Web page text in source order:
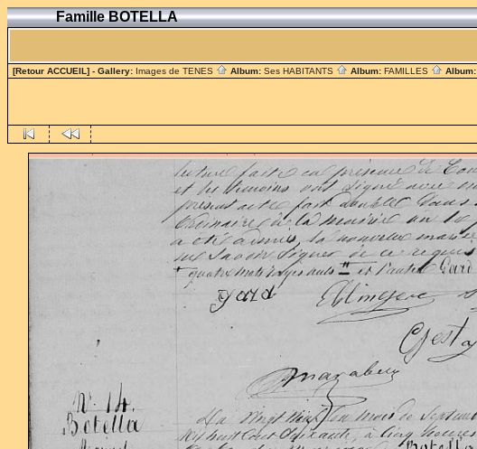
Famille BOTELLA
[Retour ACCUEIL] - Gallery: Images de TENES Album: Ses HABITANTS Album: FAMILLES Album: